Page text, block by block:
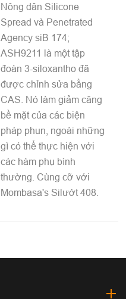
Nông dân Silicone
Spread và Penetrated
Agency siB 174;
ASH9211 là một tập
đoàn 3-siloxantho đã
được chỉnh sửa bằng
CAS. Nó làm giảm căng
bề mặt của các biện
pháp phun, ngoài những
gì có thể thực hiện với
các hàm phụ bình
thường. Cùng cỡ với
Mombasa's Silướt 408.